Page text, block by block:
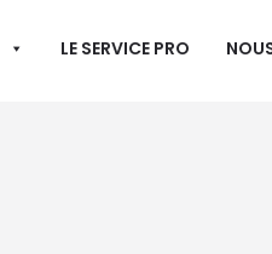
LE SERVICE PRO